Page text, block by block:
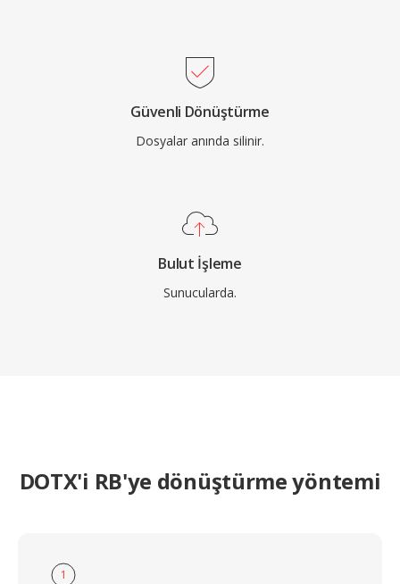
Güvenli Dönüştürme
Dosyalar anında silinir.
Bulut İşleme
Sunucularda.
DOTX'i RB'ye dönüştürme yöntemi
1